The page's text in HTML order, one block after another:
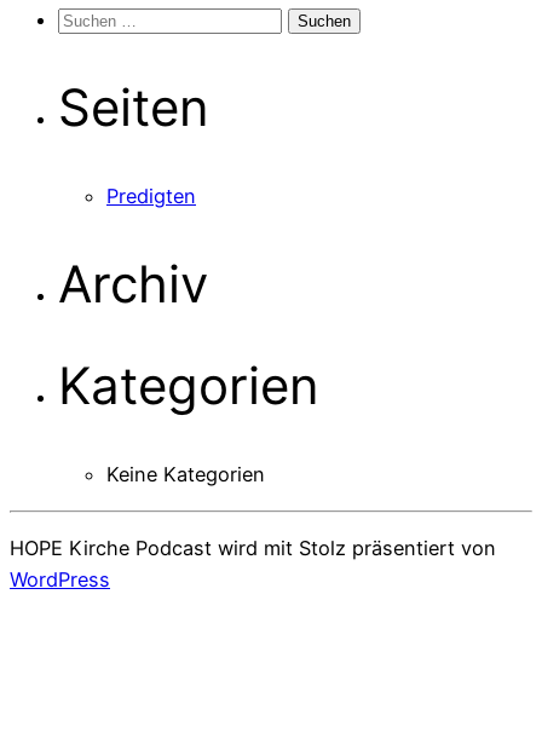
Suchen
Seiten
Predigten
Archiv
Kategorien
Keine Kategorien
HOPE Kirche Podcast wird mit Stolz präsentiert von
WordPress